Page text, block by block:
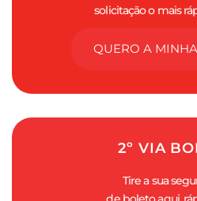
solicitação o mais
QUERO A
2º VIA
Tire a sua